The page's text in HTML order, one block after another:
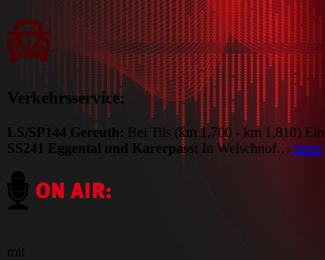
Verkehrsservice:
LS/SP144 Gereuth: Bei Tils (km 1,700 - km 1,810)
SS241 Eggental und Karerpass: In Welschnof… mehr
mit